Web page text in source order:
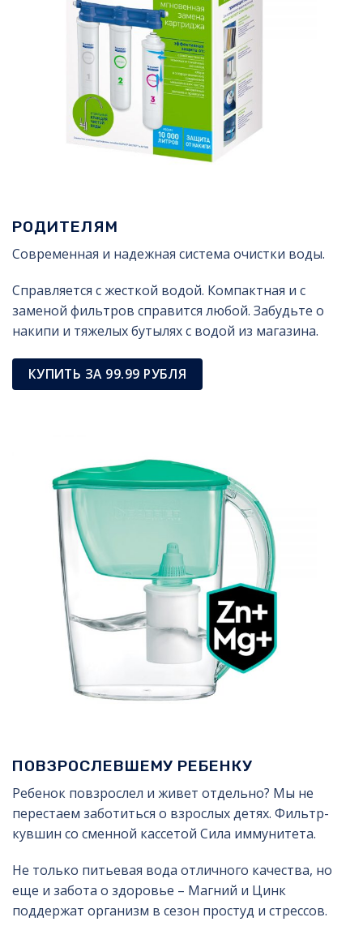
РОДИТЕЛЯМ
Современная и надежная система очистки воды.
Справляется с жесткой водой. Компактная и с
заменой фильтров справится любой. Забудьте о
накипи и тяжелых бутылях с водой из магазина.
КУПИТЬ ЗА 99.99 РУБЛЯ
ПОВЗРОСЛЕВШЕМУ РЕБЕНКУ
Ребенок повзрослел и живет отдельно? Мы не
перестаем заботиться о взрослых детях. Фильтр-
кувшин со сменной кассетой Сила иммунитета.
Не только питьевая вода отличного качества, но
еще и забота о здоровье – Магний и Цинк
поддержат организм в сезон простуд и стрессов.